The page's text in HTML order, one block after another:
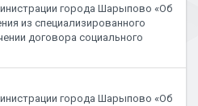
города Шарыпово «Об
из специализированного
договора социального
города Шарыпово «Об